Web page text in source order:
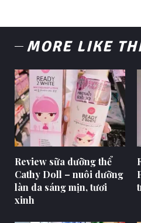
MORE LIKE
Review sữa dưỡng thể
Cathy Doll – nuôi dưỡng
làn da sáng mịn, tươi
xinh